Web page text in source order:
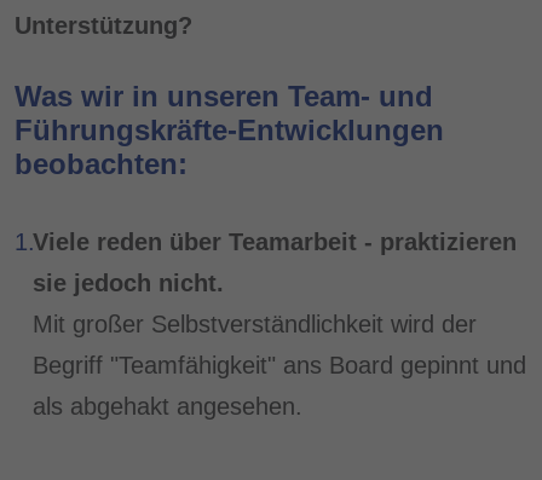
Unterstützung?
Was wir in unseren Team- und
Führungskräfte-Entwicklungen
beobachten:
Viele reden über Teamarbeit - praktizieren
sie jedoch nicht.
Mit großer Selbstverständlichkeit wird der
Begriff "Teamfähigkeit" ans Board gepinnt und
als abgehakt angesehen.